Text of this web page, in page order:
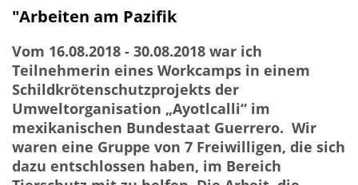
"Arbeiten am Pazifik
Vom 16.08.2018 - 30.08.2018 war ich
Teilnehmerin eines Workcamps in einem
Schildkrötenschutzprojekts der
Umweltorganisation „Ayotlcalli“ im
mexikanischen Bundestaat Guerrero. Wir
waren eine Gruppe von 7 Freiwilligen, die sich
dazu entschlossen haben, im Bereich